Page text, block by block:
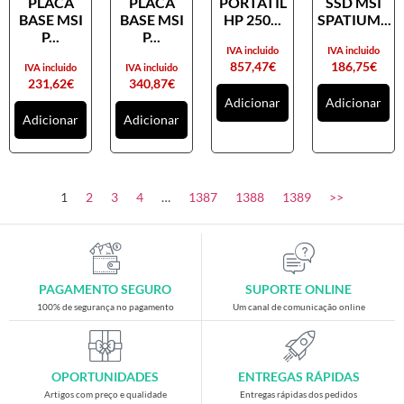
Placas gráficas
SAIS
Ventoínhas
Computadores
All-in-One
Gaming
Acessórios gaming
Cadeiras gaming
Merchandising
BASE MSI
P...
231,62€
IVA incluido
Adicionar
BASE MSI
P...
340,87€
IVA incluido
Adicionar
HP 250...
857,47€
IVA incluido
Adicionar
SPATIUM...
186,75€
IVA incluido
Adicionar
1 2 3 4 … 1387 1388 1389 >>
PAGAMENTO SEGURO
100% de segurança no pagamento
SUPORTE ONLINE
Um canal de comunicação online
OPORTUNIDADES
Artigos com preço e qualidade
ENTREGAS RÁPIDAS
Entregas rápidas dos pedidos